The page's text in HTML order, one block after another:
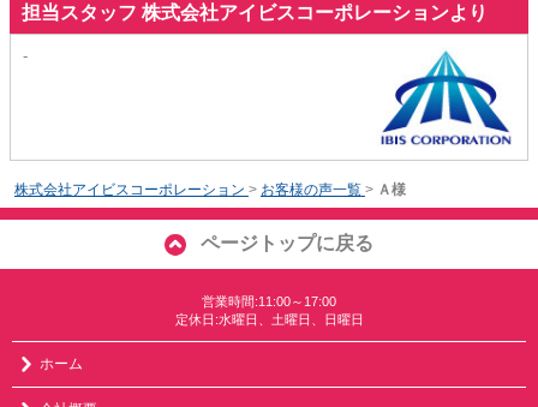
担当スタッフ 株式会社アイビスコーポレーションより
-
株式会社アイビスコーポレーション > お客様の声一覧 > Ａ様
ページトップに戻る
営業時間:11:00～17:00
定休日:水曜日、土曜日、日曜日
ホーム